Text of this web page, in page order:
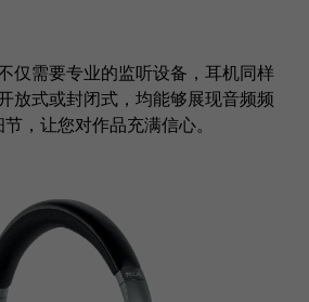
仅需要专业的监听设备，耳机同样
放式或封闭式，均能够展现音频频
，让您对作品充满信心。